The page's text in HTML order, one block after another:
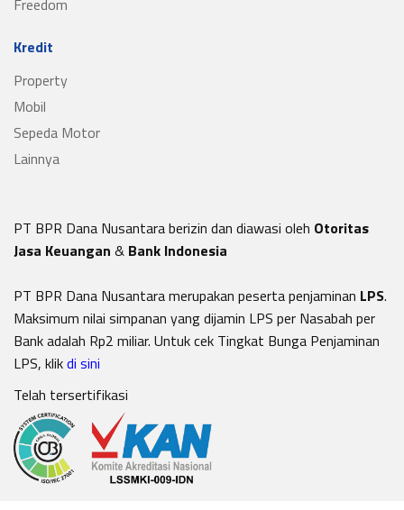
Freedom
Kredit
Property
Mobil
Sepeda Motor
Lainnya
PT BPR Dana Nusantara berizin dan diawasi oleh Otoritas
Jasa Keuangan & Bank Indonesia
PT BPR Dana Nusantara merupakan peserta penjaminan LPS.
Maksimum nilai simpanan yang dijamin LPS per Nasabah per
Bank adalah Rp2 miliar. Untuk cek Tingkat Bunga Penjaminan
LPS, klikdi sini
Telah tersertifikasi